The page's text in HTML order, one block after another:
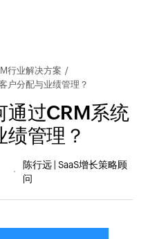
行业解决方案 /
户分配与业绩管理？
通过CRM系统
管理？
陈行远 | SaaS增长策略顾
问